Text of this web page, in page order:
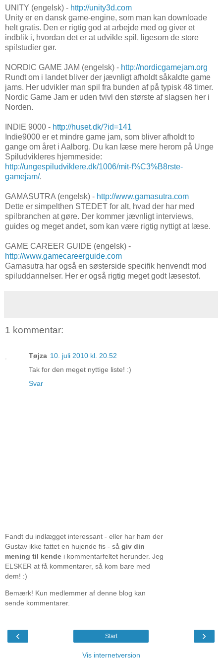
UNITY (engelsk) - http://unity3d.com
Unity er en dansk game-engine, som man kan downloade
helt gratis. Den er rigtig god at arbejde med og giver et
indblik i, hvordan det er at udvikle spil, ligesom de store
spilstudier gør.
NORDIC GAME JAM (engelsk) - http://nordicgamejam.org
Rundt om i landet bliver der jævnligt afholdt såkaldte game
jams. Her udvikler man spil fra bunden af på typisk 48 timer.
Nordic Game Jam er uden tvivl den største af slagsen her i
Norden.
INDIE 9000 - http://huset.dk/?id=141
Indie9000 er et mindre game jam, som bliver afholdt to
gange om året i Aalborg. Du kan læse mere herom på Unge
Spiludvikleres hjemmeside:
http://ungespiludviklere.dk/1006/mit-f%C3%B8rste-
gamejam/.
GAMASUTRA (engelsk) - http://www.gamasutra.com
Dette er simpelthen STEDET for alt, hvad der har med
spilbranchen at gøre. Der kommer jævnligt interviews,
guides og meget andet, som kan være rigtig nyttigt at læse.
GAME CAREER GUIDE (engelsk) -
http://www.gamecareerguide.com
Gamasutra har også en søsterside specifik henvendt mod
spiluddannelser. Her er også rigtig meget godt læsestof.
1 kommentar:
Tøjza 10. juli 2010 kl. 20.52
Tak for den meget nyttige liste! :)
Svar
Fandt du indlægget interessant - eller har ham der
Gustav ikke fattet en hujende fis - så giv din
mening til kende i kommentarfeltet herunder. Jeg
ELSKER at få kommentarer, så kom bare med
dem! :)
Bemærk! Kun medlemmer af denne blog kan
sende kommentarer.
‹ ›
Start
Vis internetversion